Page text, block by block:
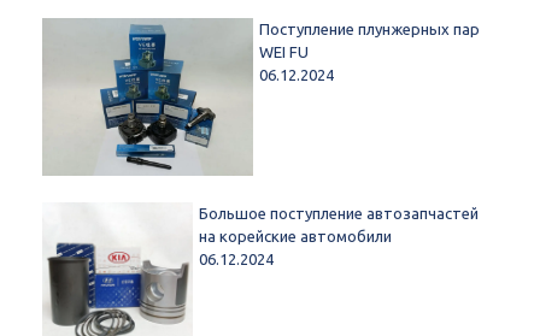
Поступление плунжерных пар
WEI FU
06.12.2024
Большое поступление автозапчастей
на корейские автомобили
06.12.2024